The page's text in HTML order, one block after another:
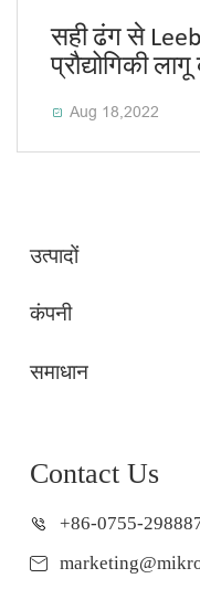
सही ढंग से Leeb
प्रौद्योगिकी
 Aug 18,2022
उत्पादों
कंपनी
समाधान
Contact Us
+86-0755-